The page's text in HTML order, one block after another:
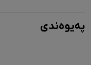
پەیوەندی